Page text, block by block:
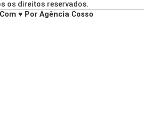
os direitos reservados.
♥ Por Agência Cosso